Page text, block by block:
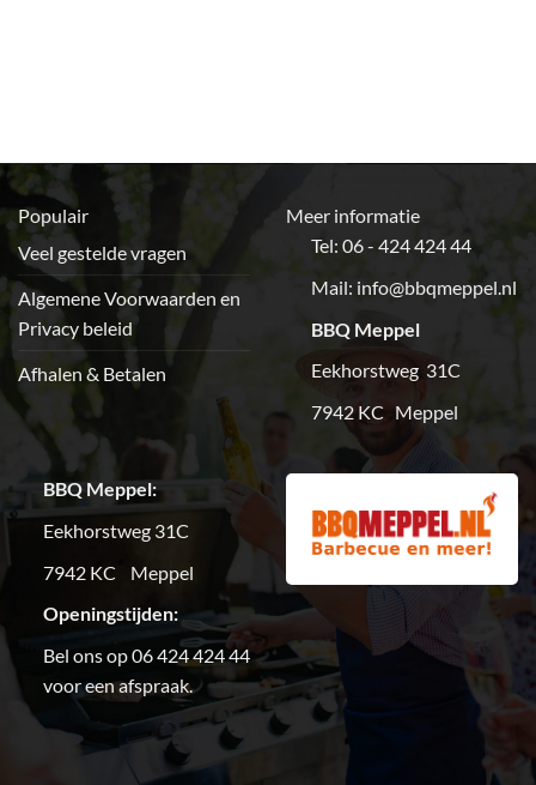
Populair
Veel gestelde vragen
Algemene Voorwaarden en
Privacy beleid
Afhalen & Betalen
Meer informatie
Tel: 06 - 424 424 44
Mail: info@bbqmeppel.nl
BBQ Meppel
Eekhorstweg 31C
7942 KC Meppel
BBQ Meppel:
Eekhorstweg 31C
7942 KC Meppel
Openingstijden:
Bel ons op 06 424 424 44
voor een afspraak.